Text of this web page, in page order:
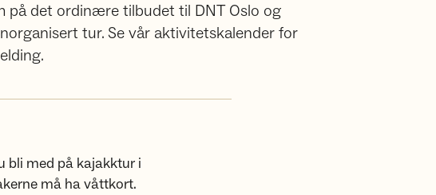
på det ordinære tilbudet til DNT Oslo og
tur. Se vår aktivitetskalender for
bli med på kajakktur i
må ha våttkort.